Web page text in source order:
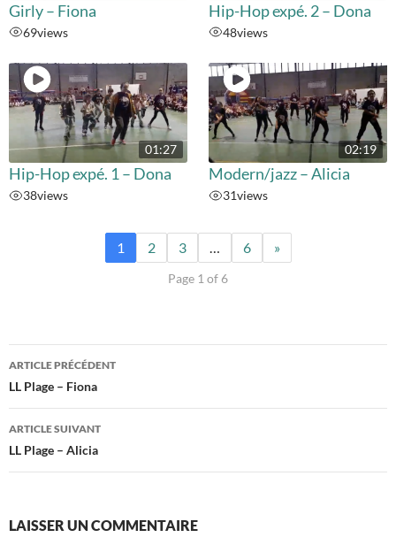
Girly – Fiona
69views
Hip-Hop expé. 2 – Dona
48views
01:27
Hip-Hop expé. 1 – Dona
38views
02:19
Modern/jazz – Alicia
31views
1 2 3 … 6 »
Page 1 of 6
Navigation
des
articles
ARTICLE PRÉCÉDENT
LL Plage – Fiona
ARTICLE SUIVANT
LL Plage – Alicia
LAISSER UN COMMENTAIRE